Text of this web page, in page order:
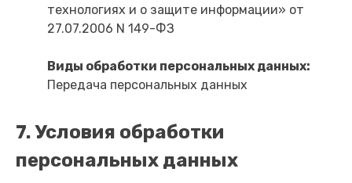
технологиях и о защите информации» от
27.07.2006 N 149-ФЗ
Виды обработки персональных данных:
Передача персональных данных
7. Условия обработки
персональных данных